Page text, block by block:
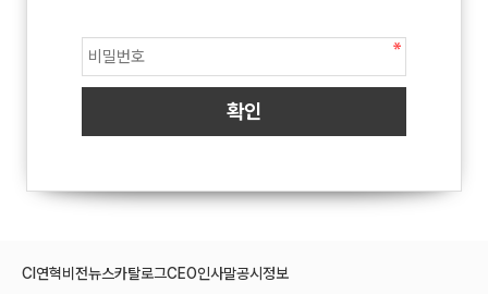
CI 연혁비전뉴스카탈로그CEO인사말공시정보